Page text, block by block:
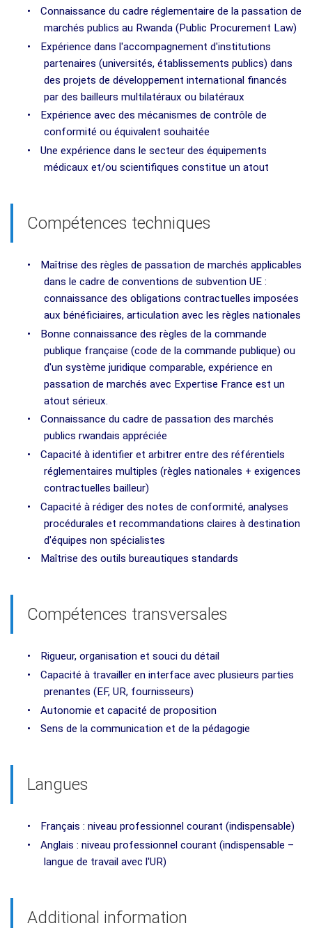
•
Connaissance du cadre réglementaire de la passation de
marchés publics au Rwanda (Public Procurement Law)
•
Expérience dans l'accompagnement d'institutions
partenaires (universités, établissements publics) dans
des projets de développement international financés
par des bailleurs multilatéraux ou bilatéraux
•
Expérience avec des mécanismes de contrôle de
conformité ou équivalent souhaitée
•
Une expérience dans le secteur des équipements
médicaux et/ou scientifiques constitue un atout
Compétences techniques
•
Maîtrise des règles de passation de marchés applicables
dans le cadre de conventions de subvention UE :
connaissance des obligations contractuelles imposées
aux bénéficiaires, articulation avec les règles nationales
•
Bonne connaissance des règles de la commande
publique française (code de la commande publique) ou
d'un système juridique comparable, expérience en
passation de marchés avec Expertise France est un
atout sérieux.
•
Connaissance du cadre de passation des marchés
publics rwandais appréciée
•
Capacité à identifier et arbitrer entre des référentiels
réglementaires multiples (règles nationales + exigences
contractuelles bailleur)
•
Capacité à rédiger des notes de conformité, analyses
procédurales et recommandations claires à destination
d'équipes non spécialistes
•
Maîtrise des outils bureautiques standards
Compétences transversales
•
Rigueur, organisation et souci du détail
•
Capacité à travailler en interface avec plusieurs parties
prenantes (EF, UR, fournisseurs)
•
Autonomie et capacité de proposition
•
Sens de la communication et de la pédagogie
Langues
•
Français : niveau professionnel courant (indispensable)
•
Anglais : niveau professionnel courant (indispensable –
langue de travail avec l'UR)
Additional information